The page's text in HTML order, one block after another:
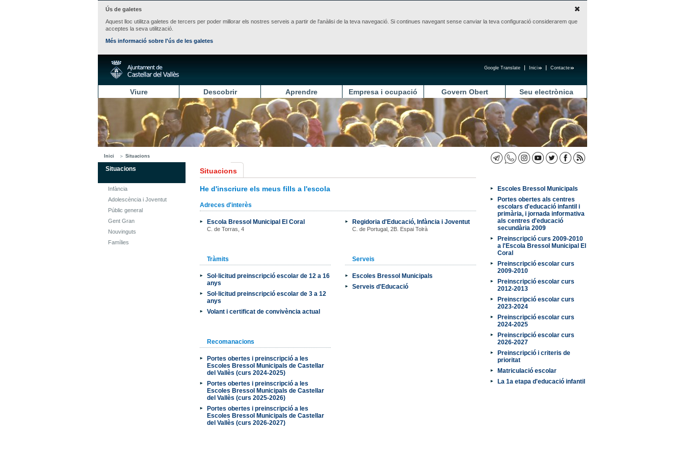
Ús de galetes
Aquest lloc utilitza galetes de tercers per poder millorar els nostres serveis a partir de l'anàlisi de la teva navegació. Si continues navegant sense canviar la teva configuració considerarem que
acceptes la seva utilització.
Més informació sobre l'ús de les galetes
Contacte
Inici
Google Translate
Viure Descobrir Aprendre Empresa i ocupació Govern Obert Seu electrònica
Inici Situacions
Situacions
Infància
Adolescència i Joventut
Públic general
Gent Gran
Nouvinguts
Famílies
Situacions
He d'inscriure els meus fills a l'escola
Adreces d'interès
Escola Bressol Municipal El Coral
C. de Torras, 4
Regidoria d'Educació, Infància i Joventut
C. de Portugal, 2B. Espai Tolrà
Tràmits
Sol·licitud preinscripció escolar de 12 a 16
anys
Sol·licitud preinscripció escolar de 3 a 12
anys
Volant i certificat de convivència actual
Serveis
Escoles Bressol Municipals
Serveis d'Educació
Recomanacions
Portes obertes i preinscripció a les
Escoles Bressol Municipals de Castellar
del Vallès (curs 2024-2025)
Portes obertes i preinscripció a les
Escoles Bressol Municipals de Castellar
del Vallès (curs 2025-2026)
Portes obertes i preinscripció a les
Escoles Bressol Municipals de Castellar
del Vallès (curs 2026-2027)
Escoles Bressol Municipals
Portes obertes als centres
escolars d'educació infantil i
primària, i jornada informativa
als centres d'educació
secundària 2009
Preinscripció curs 2009-2010
a l'Escola Bressol Municipal El
Coral
Preinscripció escolar curs
2009-2010
Preinscripció escolar curs
2012-2013
Preinscripció escolar curs
2023-2024
Preinscripció escolar curs
2024-2025
Preinscripció escolar curs
2026-2027
Preinscripció i criteris de
prioritat
Matriculació escolar
La 1a etapa d'educació infantil